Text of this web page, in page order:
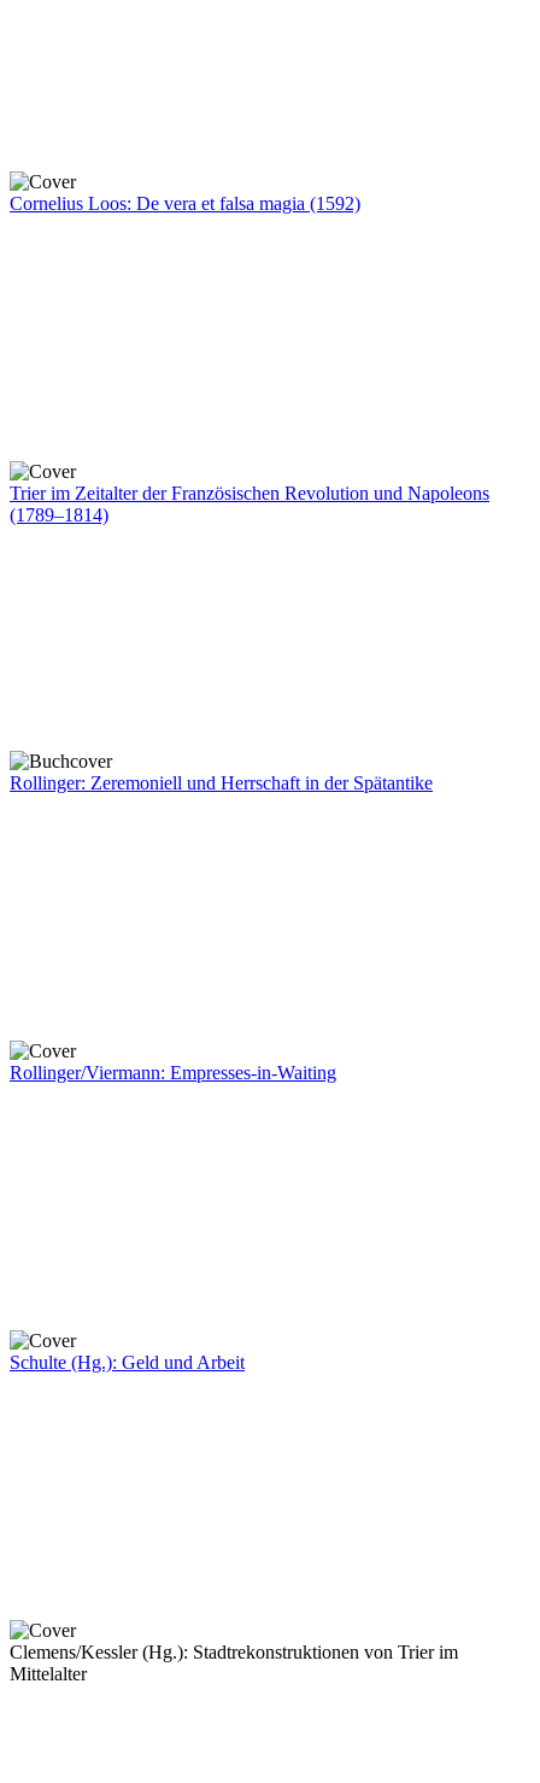
Cornelius Loos: De vera et falsa magia (1592)
Trier im Zeitalter der Französischen Revolution und Napoleons
(1789–1814)
Rollinger: Zeremoniell und Herrschaft in der Spätantike
Rollinger/Viermann: Empresses-in-Waiting
Schulte (Hg.): Geld und Arbeit
Clemens/Kessler (Hg.): Stadtrekonstruktionen von Trier im
Mittelalter